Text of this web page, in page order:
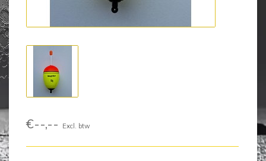
€--,-- Excl. btw